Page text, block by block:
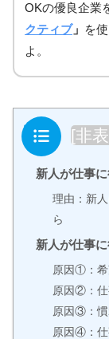
OKの優良企業
クティブ」 を
よ。
目次 [非
新人が仕事
理由：新
ら
新人が仕事
原因①：希
原因②：仕
原因③：慣
原因④：仕